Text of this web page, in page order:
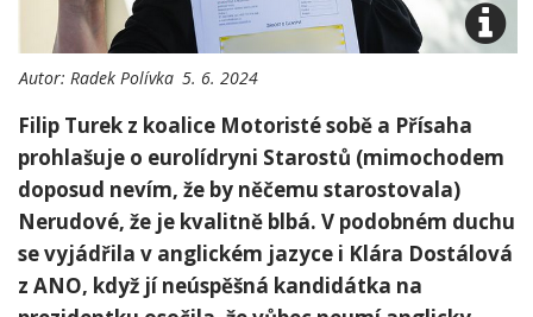
Autor: Radek Polívka 5. 6. 2024
Filip Turek z koalice Motoristé sobě a Přísaha
prohlašuje o eurolídryni Starostů (mimochodem
doposud nevím, že by něčemu starostovala)
Nerudové, že je kvalitně blbá. V podobném duchu
se vyjádřila v anglickém jazyce i Klára Dostálová
z ANO, když jí neúspěšná kandidátka na